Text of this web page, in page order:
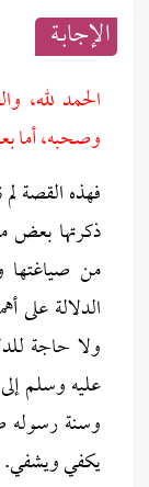
الإجابــة
الحمد لله،
وصحبه، أما
فهذه القصة
ذكرتها بعض
من صياغتها
الدلالة على
ولا حاجة
عليه وسلم
وسنة رسوله
يكفي ويشفي.